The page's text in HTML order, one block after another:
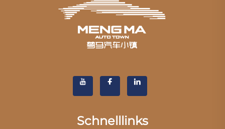
Schnelllinks